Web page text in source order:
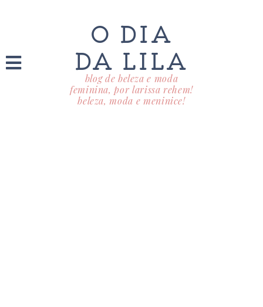
O DIA
DA LILA
blog de beleza e moda
feminina, por larissa rehem!
beleza, moda e meninice!